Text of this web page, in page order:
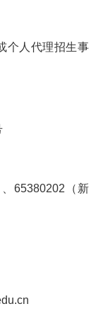
个人代理招生事
65380202（新